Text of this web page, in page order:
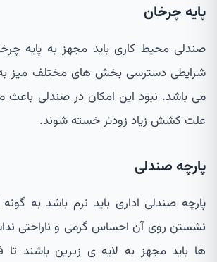
پایه چرخان
صندلی محیط کاری باید مجهز به پایه
شرایطی دسترسی بخش های مختلف میز به
می باشد. نبود این امکان در صندلی باعث
علت کشش زیاد زودتر خسته شوند.
پارچه صندلی
پارچه صندلی اداری باید نرم باشد به
نشستن روی آن احساس گرمی و ناراحتی
ها باید مجهز به لایه ی زیرین باشند